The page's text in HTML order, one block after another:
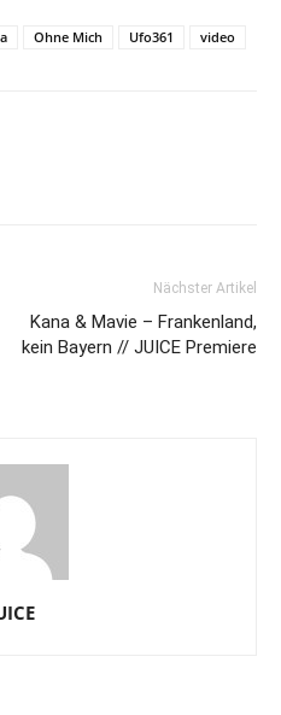
Ohne Mich Ufo361 video
Nächster Artikel
Kana & Mavie – Frankenland,
kein Bayern // JUICE Premiere